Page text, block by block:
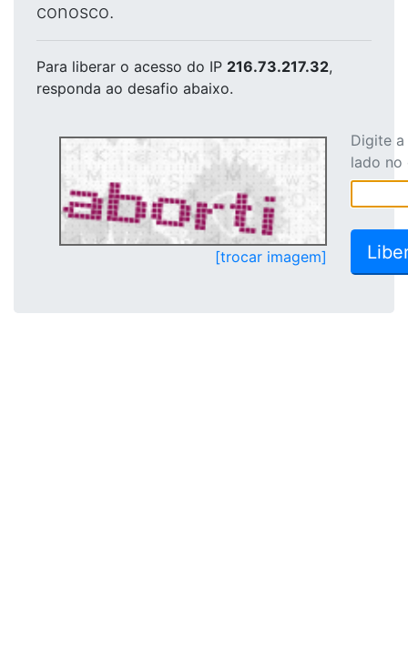
conosco.
Para liberar o acesso do IP 216.73.217.32,
responda ao desafio abaixo.
[trocar imagem]
Digite
lado no